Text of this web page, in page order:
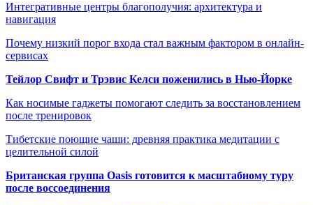
Интегративные центры благополучия: архитектура и
навигация
Почему низкий порог входа стал важным фактором в онлайн-
сервисах
Тейлор Свифт и Трэвис Келси поженились в Нью-Йорке
Как носимые гаджеты помогают следить за восстановлением
после тренировок
Тибетские поющие чаши: древняя практика медитации с
целительной силой
Британская группа Oasis готовится к масштабному туру
после воссоединения